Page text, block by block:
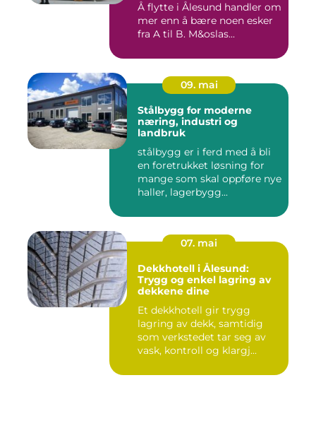
Å flytte i Ålesund handler om
mer enn å bære noen esker
fra A til B. M&oslas...
09. mai
Stålbygg for moderne
næring, industri og
landbruk
stålbygg er i ferd med å bli
en foretrukket løsning for
mange som skal oppføre nye
haller, lagerbygg...
07. mai
Dekkhotell i Ålesund:
Trygg og enkel lagring av
dekkene dine
Et dekkhotell gir trygg
lagring av dekk, samtidig
som verkstedet tar seg av
vask, kontroll og klargj...